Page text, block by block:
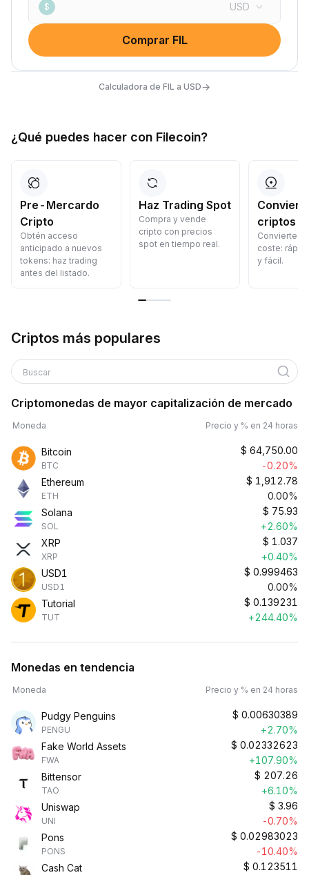
$ USD
Comprar FIL
Calculadora de FIL a USD→
¿Qué puedes hacer con Filecoin?
Pre-Mercardo
Cripto
Obtén acceso
anticipado a nuevos
tokens: haz trading
antes del listado.
Haz Trading Spot
Compra y vende
cripto con precios
spot en tiempo real.
criptos
Convierte
coste:
y fácil.
Criptos más populares
Buscar
Criptomonedas de mayor capitalización de mercado
Moneda Precio y % en 24 horas
Bitcoin
BTC
$ 64,750.00
-0.20%
Ethereum
ETH
$ 1,912.78
0.00%
Solana
SOL
$ 75.93
+2.60%
XRP
XRP
$ 1.037
+0.40%
USD1
USD1
$ 0.999463
0.00%
Tutorial
TUT
$ 0.139231
+244.40%
Monedas en tendencia
Moneda Precio y % en 24 horas
Pudgy Penguins
PENGU
$ 0.00630389
+2.70%
Fake World Assets
FWA
$ 0.02332623
+107.90%
Bittensor
TAO
$ 207.26
+6.10%
Uniswap
UNI
$ 3.96
-0.70%
Pons
PONS
$ 0.02983023
-10.40%
Cash Cat
$ 0.123511